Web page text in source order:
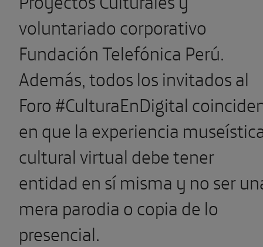
voluntariado corporativo
Fundación Telefónica Perú.
Además, todos los invitados al
Foro #CulturaEnDigital
en que la experiencia
cultural virtual debe tener
entidad en sí misma y no ser
mera parodia o copia de lo
presencial.